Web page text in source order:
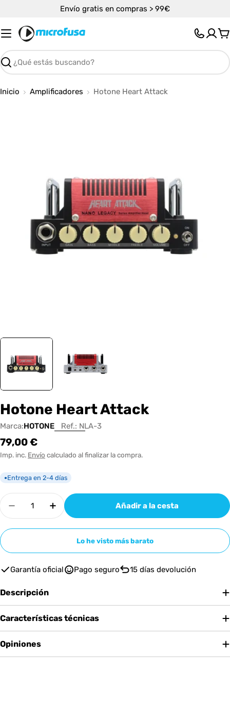
contenido
Envío gratis en compras > 99€
Buscar
Inicio Amplificadores Hotone Heart Attack
medios 0 en modal
Hotone Heart Attack
Marca:HOTONE Ref.: NLA-3
Precio
habitual
79,00 €
Imp. inc. Envío calculado al finalizar la compra.
●Entrega en 2-4 días
Cantidad
Disminuir cantidad para Hotone Heart Attack
Aumentar cantidad para Hotone
Añadir a la cesta
Lo he visto más barato
Garantía oficial Pago seguro 15 días devolución
Descripción
Características técnicas
Opiniones